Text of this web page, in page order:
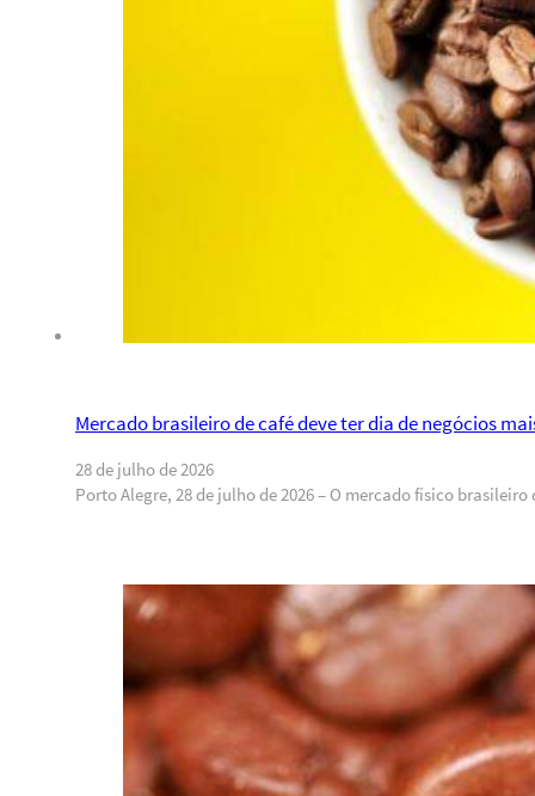
Mercado brasileiro de café deve ter dia de negócios
28 de julho de 2026
Porto Alegre, 28 de julho de 2026 – O mercado físico